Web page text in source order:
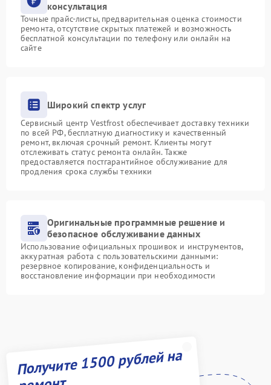
консультация
Точные прайс-листы, предварительная оценка стоимости
ремонта, отсутствие скрытых платежей и возможность
бесплатной консультации по телефону или онлайн на
сайте
Широкий спектр услуг
Сервисный центр Vestfrost обеспечивает доставку техники
по всей РФ, бесплатную диагностику и качественный
ремонт, включая срочный ремонт. Клиенты могут
отслеживать статус ремонта онлайн. Также
предоставляется постгарантийное обслуживание для
продления срока службы техники
Оригинальные программные решение и
безопасное обслуживание данных
Использование официальных прошивок и инструментов,
аккуратная работа с пользовательскими данными:
резервное копирование, конфиденциальность и
восстановление информации при необходимости
Получите 1500 рублей на